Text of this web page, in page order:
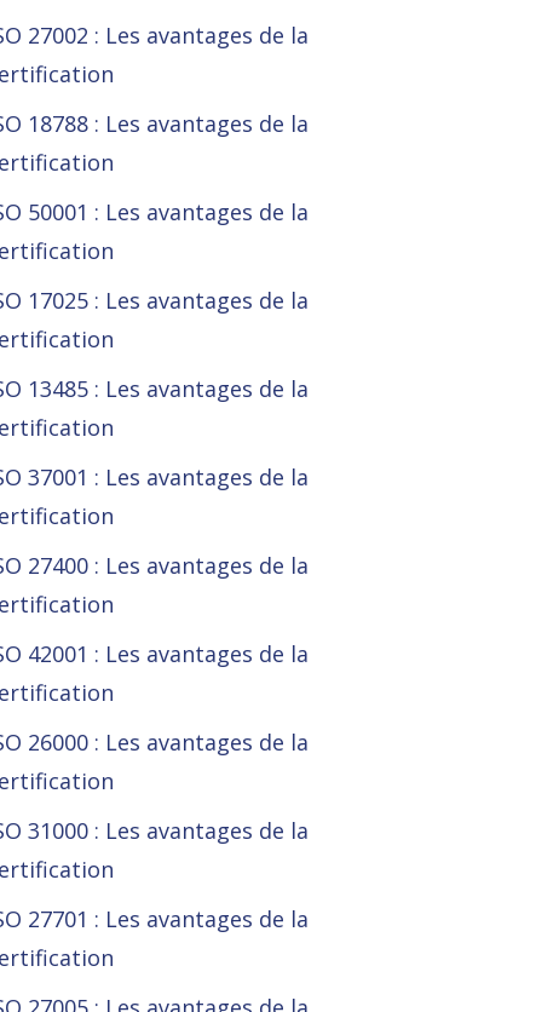
27002 : Les avantages de la
18788 : Les avantages de la
50001 : Les avantages de la
17025 : Les avantages de la
13485 : Les avantages de la
37001 : Les avantages de la
27400 : Les avantages de la
42001 : Les avantages de la
26000 : Les avantages de la
31000 : Les avantages de la
27701 : Les avantages de la